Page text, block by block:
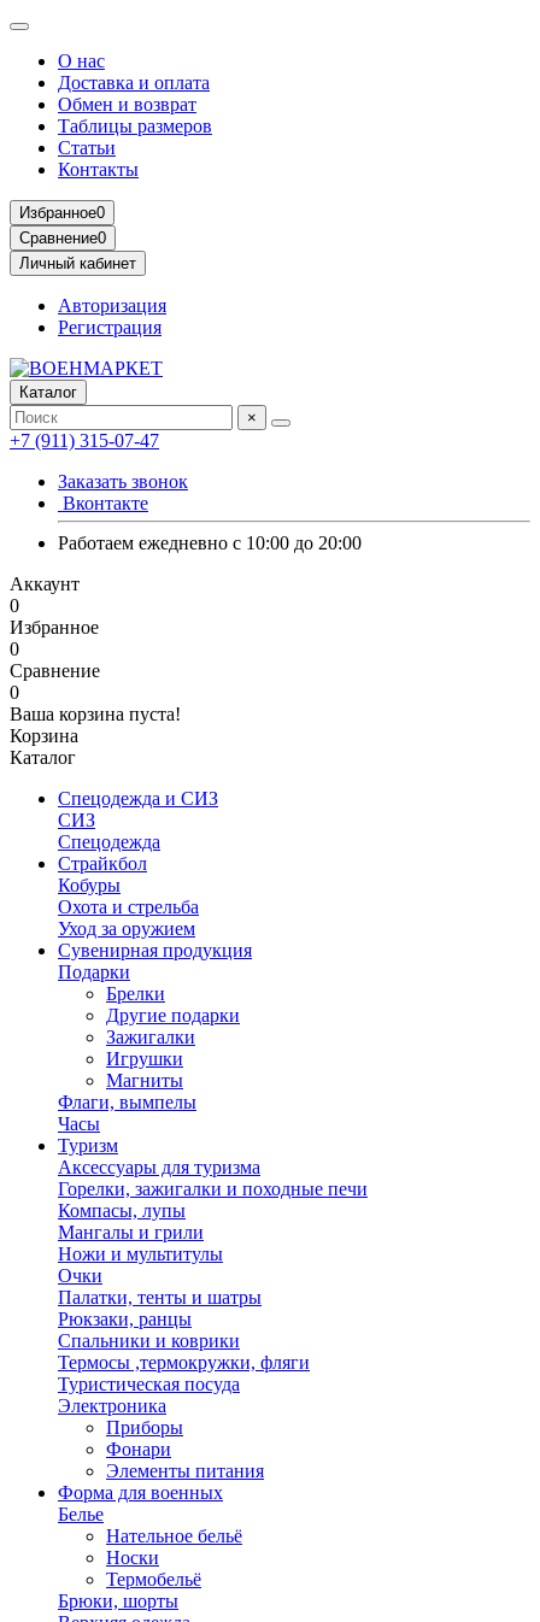
О нас
Доставка и оплата
Обмен и возврат
Таблицы размеров
Статьи
Контакты
Избранное0
Сравнение0
Личный кабинет
Авторизация
Регистрация
Каталог
×
+7 (911) 315-07-47
Заказать звонок
Вконтакте
Работаем ежедневно с 10:00 до 20:00
Аккаунт
0
Избранное
0
Сравнение
0
Ваша корзина пуста!
Корзина
Каталог
Спецодежда и СИЗ
СИЗ
Спецодежда
Страйкбол
Кобуры
Охота и стрельба
Уход за оружием
Сувенирная продукция
Подарки
Брелки
Другие подарки
Зажигалки
Игрушки
Магниты
Флаги, вымпелы
Часы
Туризм
Аксессуары для туризма
Горелки, зажигалки и походные печи
Компасы, лупы
Мангалы и грили
Ножи и мультитулы
Очки
Палатки, тенты и шатры
Рюкзаки, ранцы
Спальники и коврики
Термосы ,термокружки, фляги
Туристическая посуда
Электроника
Приборы
Фонари
Элементы питания
Форма для военных
Белье
Нательное бельё
Носки
Термобельё
Брюки, шорты